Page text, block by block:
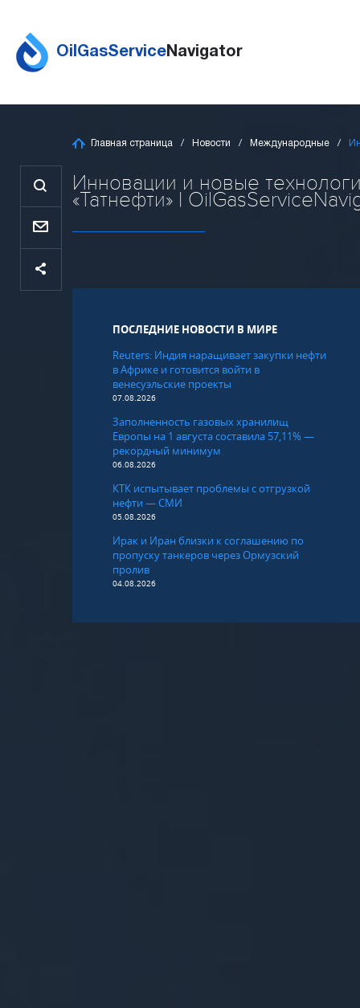
OilGasServiceNavigator
Главная страница Новости Международные
Инновации и новые
«Татнефти» |
ПОСЛЕДНИЕ НОВОСТИ В МИРЕ
Reuters: Индия наращивает закупки нефти
в Африке и готовится войти в
венесуэльские проекты
07.08.2026
Заполненность газовых хранилищ
Европы на 1 августа составила 57,11% —
рекордный минимум
06.08.2026
КТК испытывает проблемы с отгрузкой
нефти — СМИ
05.08.2026
Ирак и Иран близки к соглашению по
пропуску танкеров через Ормузский
пролив
04.08.2026